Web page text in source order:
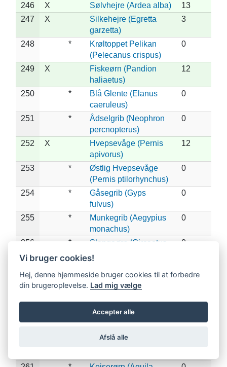
246 X Sølvhejre (Ardea alba)
13
247
X
Silkehejre (Egretta
garzetta)
3
248 *
Krøltoppet Pelikan
(Pelecanus crispus)
0
249 X
Fiskeørn (Pandion
haliaetus)
12
250 *
Blå Glente (Elanus
caeruleus)
0
251 *
Ådselgrib (Neophron
percnopterus)
0
252 X
Hvepsevåge (Pernis
apivorus)
12
253 *
Østlig Hvepsevåge
(Pernis ptilorhynchus)
0
254 *
Gåsegrib (Gyps
fulvus)
0
255 *
Munkegrib (Aegypius
monachus)
0
256 *
Slangeørn (Circaetus
gallicus)
0
(Clanga pomarina)
X
Stor Skrigeørn
(Clanga clanga)
Dværgørn (Hieraaetus
Steppeørn (Aquila
Vi bruger cookies!
Hej, denne hjemmeside bruger cookies til at forbedre
din brugeroplevelse. Lad mig vælge
Accepter alle
Afslå alle